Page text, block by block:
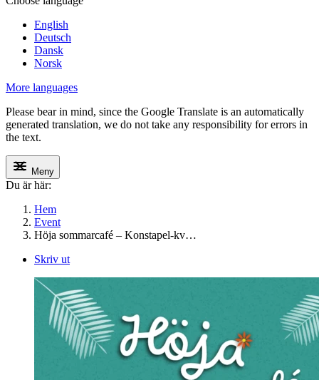
English
Deutsch
Dansk
Norsk
More languages
Please bear in mind, since the Google Translate is an automatically
generated translation, we do not take any responsibility for errors in
the text.
Meny
Du är här:
Hem
Event
Höja sommarcafé – Konstapel-kv…
Skriv ut